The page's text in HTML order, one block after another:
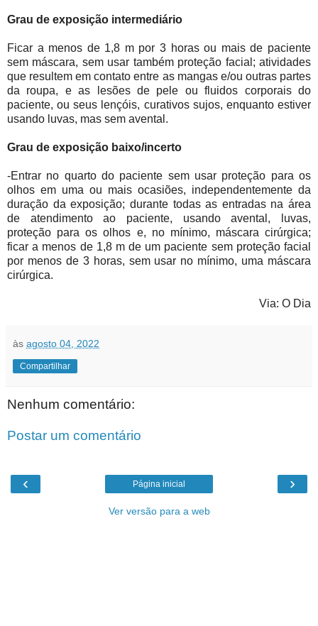
Grau de exposição intermediário
Ficar a menos de 1,8 m por 3 horas ou mais de paciente
sem máscara, sem usar também proteção facial; atividades
que resultem em contato entre as mangas e/ou outras partes
da roupa, e as lesões de pele ou fluidos corporais do
paciente, ou seus lençóis, curativos sujos, enquanto estiver
usando luvas, mas sem avental.
Grau de exposição baixo/incerto
-Entrar no quarto do paciente sem usar proteção para os
olhos em uma ou mais ocasiões, independentemente da
duração da exposição; durante todas as entradas na área
de atendimento ao paciente, usando avental, luvas,
proteção para os olhos e, no mínimo, máscara cirúrgica;
ficar a menos de 1,8 m de um paciente sem proteção facial
por menos de 3 horas, sem usar no mínimo, uma máscara
cirúrgica.
Via: O Dia
às agosto 04, 2022
Compartilhar
Nenhum comentário:
Postar um comentário
‹ ›
Página inicial
Ver versão para a web